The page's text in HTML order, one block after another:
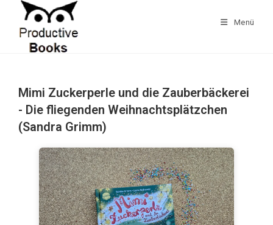
springen
Menü
Mimi Zuckerperle und die Zauberbäckerei
- Die fliegenden Weihnachtsplätzchen
(Sandra Grimm)